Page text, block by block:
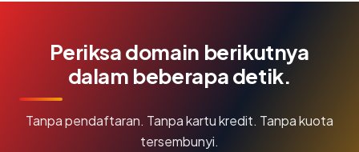
Periksa domain berikutnya
dalam beberapa detik.
Tanpa pendaftaran. Tanpa kartu kredit. Tanpa kuota
tersembunyi.